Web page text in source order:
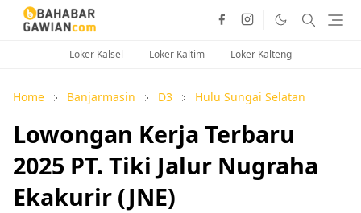
Loker Kalsel Loker Kaltim Loker Kalteng
Home Banjarmasin D3 Hulu Sungai Selatan
Lowongan Kerja Terbaru
2025 PT. Tiki Jalur Nugraha
Ekakurir (JNE)